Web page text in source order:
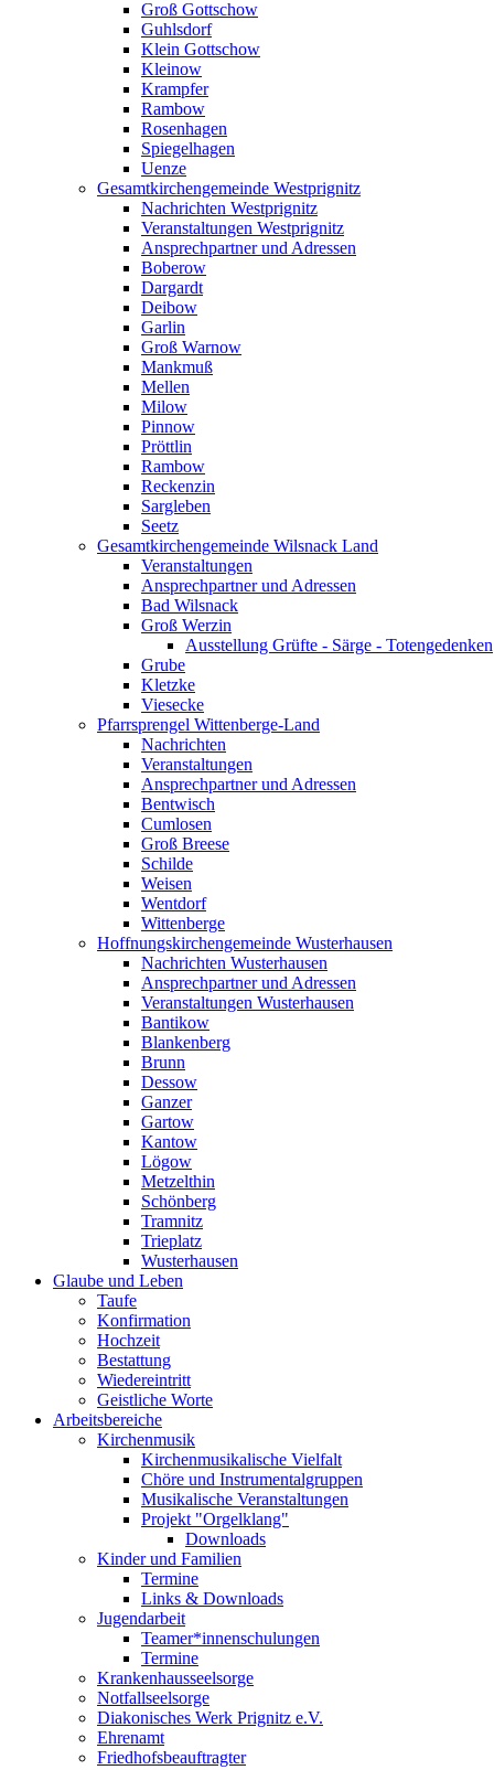
Groß Gottschow
Guhlsdorf
Klein Gottschow
Kleinow
Krampfer
Rambow
Rosenhagen
Spiegelhagen
Uenze
Gesamtkirchengemeinde Westprignitz
Nachrichten Westprignitz
Veranstaltungen Westprignitz
Ansprechpartner und Adressen
Boberow
Dargardt
Deibow
Garlin
Groß Warnow
Mankmuß
Mellen
Milow
Pinnow
Pröttlin
Rambow
Reckenzin
Sargleben
Seetz
Gesamtkirchengemeinde Wilsnack Land
Veranstaltungen
Ansprechpartner und Adressen
Bad Wilsnack
Groß Werzin
Ausstellung Grüfte - Särge - Totengedenken
Grube
Kletzke
Viesecke
Pfarrsprengel Wittenberge-Land
Nachrichten
Veranstaltungen
Ansprechpartner und Adressen
Bentwisch
Cumlosen
Groß Breese
Schilde
Weisen
Wentdorf
Wittenberge
Hoffnungskirchengemeinde Wusterhausen
Nachrichten Wusterhausen
Ansprechpartner und Adressen
Veranstaltungen Wusterhausen
Bantikow
Blankenberg
Brunn
Dessow
Ganzer
Gartow
Kantow
Lögow
Metzelthin
Schönberg
Tramnitz
Trieplatz
Wusterhausen
Glaube und Leben
Taufe
Konfirmation
Hochzeit
Bestattung
Wiedereintritt
Geistliche Worte
Arbeitsbereiche
Kirchenmusik
Kirchenmusikalische Vielfalt
Chöre und Instrumentalgruppen
Musikalische Veranstaltungen
Projekt "Orgelklang"
Downloads
Kinder und Familien
Termine
Links & Downloads
Jugendarbeit
Teamer*innenschulungen
Termine
Krankenhausseelsorge
Notfallseelsorge
Diakonisches Werk Prignitz e.V.
Ehrenamt
Friedhofsbeauftragter